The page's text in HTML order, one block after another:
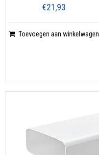
€21,93
Toevoegen aan winkelwagen